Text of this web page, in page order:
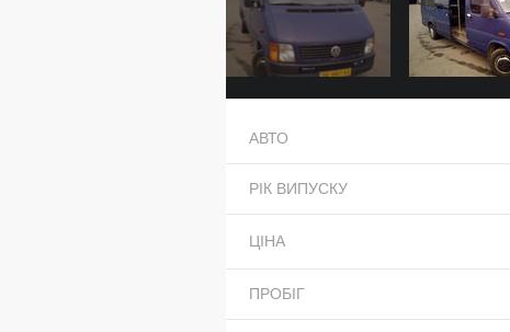
АВТО
РІК ВИПУСКУ
ЦІНА
ПРОБІГ